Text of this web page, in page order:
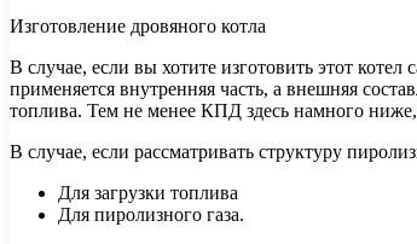
Изготовление дровяного котла
В случае, если вы хотите изготовить этот
применяется внутренняя часть, а внешняя
топлива. Тем не менее КПД здесь намного
В случае, если рассматривать структуру
Для загрузки топлива
Для пиролизного газа.